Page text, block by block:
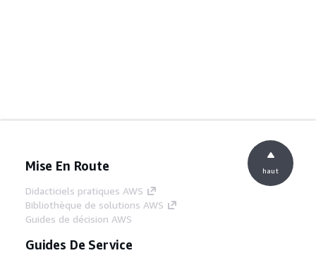
Mise En Route
Didacticiels pratiques AWS
Bibliothèque de solutions AWS
Guides de décision AWS
Guides De Service
haut